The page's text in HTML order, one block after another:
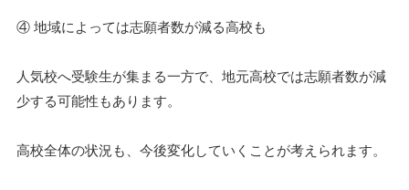
④ 地域によっては志願者数が減る高校も
人気校へ受験生が集まる一方で、地元高校では志願者数が減
少する可能性もあります。
高校全体の状況も、今後変化していくことが考えられます。